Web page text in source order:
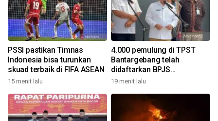
PSSI pastikan Timnas
Indonesia bisa turunkan
skuad terbaik di FIFA ASEAN
15 menit lalu
4.000 pemulung di TPST
Bantargebang telah
didaftarkan BPJS
Ketenagakerjaan
19 menit lalu